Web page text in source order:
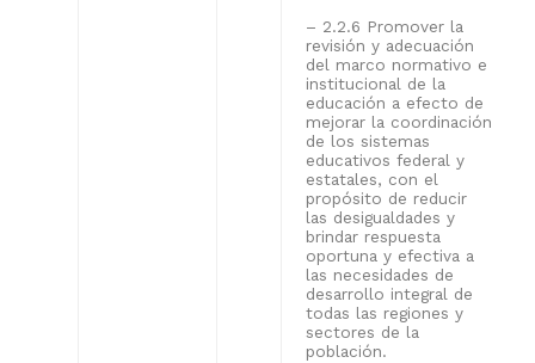
– 2.2.6 Promover la
revisión y adecuación
del marco normativo e
institucional de la
educación a efecto de
mejorar la coordinación
de los sistemas
educativos federal y
estatales, con el
propósito de reducir
las desigualdades y
brindar respuesta
oportuna y efectiva a
las necesidades de
desarrollo integral de
todas las regiones y
sectores de la
población.